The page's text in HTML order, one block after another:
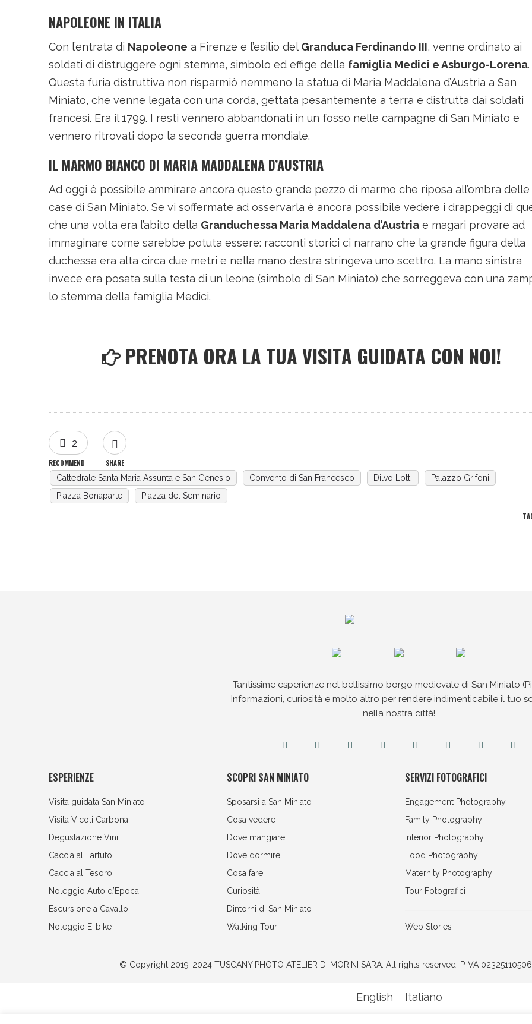
NAPOLEONE IN ITALIA
Con l’entrata di Napoleone a Firenze e l’esilio del Granduca Ferdinando III, venne ordinato ai
soldati di distruggere ogni stemma, simbolo ed effige della famiglia Medici e Asburgo-Lorena.
Questa furia distruttiva non risparmiò nemmeno la statua di Maria Maddalena d’Austria a San
Miniato, che venne legata con una corda, gettata pesantemente a terra e distrutta dai soldati
francesi. Era il 1799. I resti vennero abbandonati in un fosso nelle campagne di San Miniato e
vennero ritrovati dopo la seconda guerra mondiale.
IL MARMO BIANCO DI MARIA MADDALENA D’AUSTRIA
Ad oggi è possibile ammirare ancora questo grande pezzo di marmo che riposa all’ombra delle
case di San Miniato. Se vi soffermate ad osservarla è ancora possibile vedere i drappeggi di
che una volta era l’abito della Granduchessa Maria Maddalena d’Austria e magari provare ad
immaginare come sarebbe potuta essere: racconti storici ci narrano che la grande figura della
duchessa era alta circa due metri e nella mano destra stringeva uno scettro. La mano sinistra
invece era posata sulla testa di un leone (simbolo di San Miniato) che sorreggeva con una
lo stemma della famiglia Medici.
PRENOTA ORA LA TUA VISITA GUIDATA CON NOI!
2
RECOMMEND
SHARE
Cattedrale Santa Maria Assunta e San Genesio
Convento di San Francesco Dilvo Lotti
Palazzo Grifoni
Piazza Bonaparte
Piazza del Seminario
Tantissime esperienze nel bellissimo borgo medievale di San Miniato
Informazioni, curiosità e molto altro per rendere indimenticabile il tuo
nella nostra città!
ESPERIENZE
Visita guidata San Miniato
Visita Vicoli Carbonai
Degustazione Vini
Caccia al Tartufo
Caccia al Tesoro
Noleggio Auto d’Epoca
Escursione a Cavallo
Noleggio E-bike
SCOPRI SAN MINIATO
Sposarsi a San Miniato
Cosa vedere
Dove mangiare
Dove dormire
Cosa fare
Curiosità
Dintorni di San Miniato
Walking Tour
SERVIZI FOTOGRAFICI
Engagement Photography
Family Photography
Interior Photography
Food Photography
Maternity Photography
Tour Fotografici
Web Stories
© Copyright 2019-2024 TUSCANY PHOTO ATELIER DI MORINI SARA. All rights reserved. P.IVA
English Italiano